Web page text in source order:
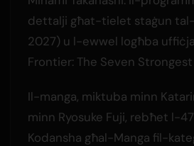
dettalji għat-tielet staġun
2027) u l-ewwel logħba
Frontier: The Seven
Il-manga, miktuba minn
minn Ryosuke Fuji, rebħet l-
Kodansha għal-Manga fil-